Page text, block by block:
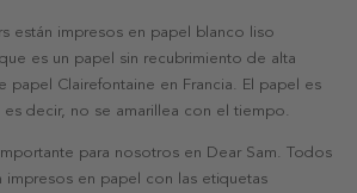
están impresos en papel blanco liso
es un papel sin recubrimiento de alta
papel Clairefontaine en Francia. El papel es
decir, no se amarillea con el tiempo.
para nosotros en Dear Sam. Todos
impresos en papel con las etiquetas